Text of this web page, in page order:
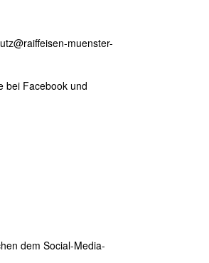
muenster-
bei Facebook und
dem Social-Media-